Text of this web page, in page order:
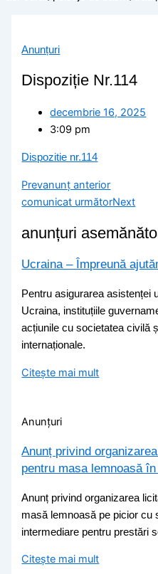
Anunțuri
Dispoziție Nr.114
decembrie 16, 2025
3:09 pm
Dispozitie nr.114
Prevanunț anterior
comunicat următorNext
anunțuri
Ucraina – Împreună
Pentru asigurarea asistenței
Ucraina, instituțiile
acțiunile cu societatea civilă
internaționale.
Citește mai mult
Anunțuri
Anunț privind
pentru masa lemnoasă
Anunț privind organizarea
masă lemnoasă pe picior cu
intermediare pentru prestări
Citește mai mult